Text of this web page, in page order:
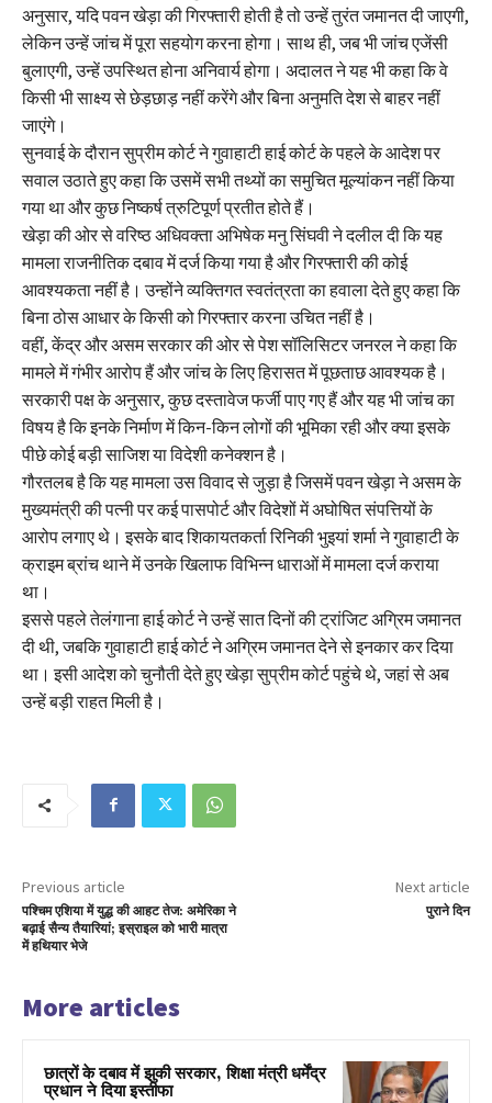
अनुसार, यदि पवन खेड़ा की गिरफ्तारी होती है तो उन्हें तुरंत जमानत दी जाएगी,
लेकिन उन्हें जांच में पूरा सहयोग करना होगा। साथ ही, जब भी जांच एजेंसी
बुलाएगी, उन्हें उपस्थित होना अनिवार्य होगा। अदालत ने यह भी कहा कि वे
किसी भी साक्ष्य से छेड़छाड़ नहीं करेंगे और बिना अनुमति देश से बाहर नहीं
जाएंगे।
सुनवाई के दौरान सुप्रीम कोर्ट ने गुवाहाटी हाई कोर्ट के पहले के आदेश पर
सवाल उठाते हुए कहा कि उसमें सभी तथ्यों का समुचित मूल्यांकन नहीं किया
गया था और कुछ निष्कर्ष त्रुटिपूर्ण प्रतीत होते हैं।
खेड़ा की ओर से वरिष्ठ अधिवक्ता अभिषेक मनु सिंघवी ने दलील दी कि यह
मामला राजनीतिक दबाव में दर्ज किया गया है और गिरफ्तारी की कोई
आवश्यकता नहीं है। उन्होंने व्यक्तिगत स्वतंत्रता का हवाला देते हुए कहा कि
बिना ठोस आधार के किसी को गिरफ्तार करना उचित नहीं है।
वहीं, केंद्र और असम सरकार की ओर से पेश सॉलिसिटर जनरल ने कहा कि
मामले में गंभीर आरोप हैं और जांच के लिए हिरासत में पूछताछ आवश्यक है।
सरकारी पक्ष के अनुसार, कुछ दस्तावेज फर्जी पाए गए हैं और यह भी जांच का
विषय है कि इनके निर्माण में किन-किन लोगों की भूमिका रही और क्या इसके
पीछे कोई बड़ी साजिश या विदेशी कनेक्शन है।
गौरतलब है कि यह मामला उस विवाद से जुड़ा है जिसमें पवन खेड़ा ने असम के
मुख्यमंत्री की पत्नी पर कई पासपोर्ट और विदेशों में अघोषित संपत्तियों के
आरोप लगाए थे। इसके बाद शिकायतकर्ता रिनिकी भुइयां शर्मा ने गुवाहाटी के
क्राइम ब्रांच थाने में उनके खिलाफ विभिन्न धाराओं में मामला दर्ज कराया
था।
इससे पहले तेलंगाना हाई कोर्ट ने उन्हें सात दिनों की ट्रांजिट अग्रिम जमानत
दी थी, जबकि गुवाहाटी हाई कोर्ट ने अग्रिम जमानत देने से इनकार कर दिया
था। इसी आदेश को चुनौती देते हुए खेड़ा सुप्रीम कोर्ट पहुंचे थे, जहां से अब
उन्हें बड़ी राहत मिली है।
Previous article
पश्चिम एशिया में युद्ध की आहट तेज: अमेरिका ने
बढ़ाई सैन्य तैयारियां; इस्राइल को भारी मात्रा
में हथियार भेजे
Next article
पुराने दिन
More articles
छात्रों के दबाव में झुकी सरकार, शिक्षा मंत्री धर्मेंद्र
प्रधान ने दिया इस्तीफा